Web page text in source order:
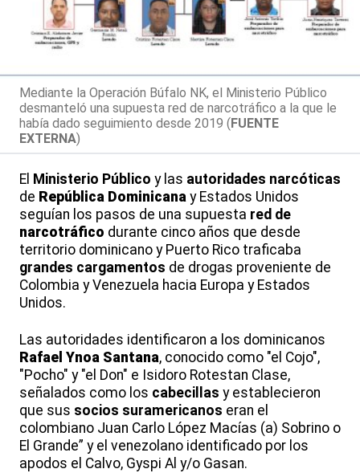
Mediante la Operación Búfalo NK, el Ministerio Público
desmanteló una supuesta red de narcotráfico a la que le
había dado seguimiento desde 2019 (FUENTE
EXTERNA)
El Ministerio Público y las autoridades narcóticas
de República Dominicana y Estados Unidos
seguían los pasos de una supuesta red de
narcotráfico durante cinco años que desde
territorio dominicano y Puerto Rico traficaba
grandes cargamentos de drogas proveniente de
Colombia y Venezuela hacia Europa y Estados
Unidos.
Las autoridades identificaron a los dominicanos
Rafael Ynoa Santana, conocido como "el Cojo",
"Pocho" y "el Don" e Isidoro Rotestan Clase,
señalados como los cabecillas y establecieron
que sus socios suramericanos eran el
colombiano Juan Carlo López Macías (a) Sobrino o
El Grande” y el venezolano identificado por los
apodos el Calvo, Gyspi Al y/o Gasan.